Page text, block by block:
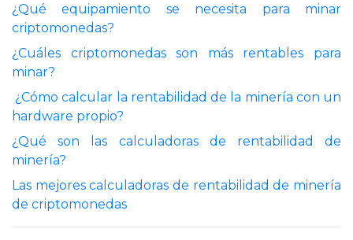
¿Qué equipamiento se necesita para minar
criptomonedas?
¿Cuáles criptomonedas son más rentables para
minar?
¿Cómo calcular la rentabilidad de la minería con un
hardware propio?
¿Qué son las calculadoras de rentabilidad de
minería?
Las mejores calculadoras de rentabilidad de minería
de criptomonedas